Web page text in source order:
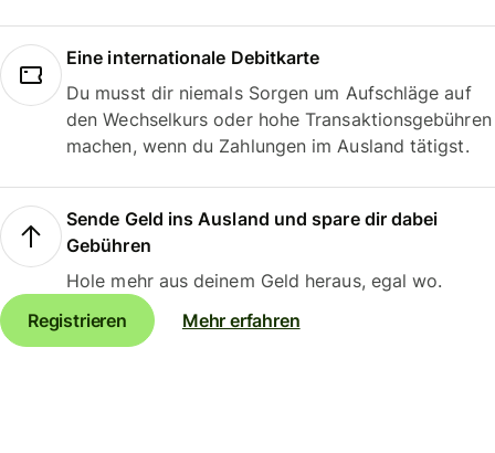
Eine internationale Debitkarte
Du musst dir niemals Sorgen um Aufschläge auf
den Wechselkurs oder hohe Transaktionsgebühren
machen, wenn du Zahlungen im Ausland tätigst.
Sende Geld ins Ausland und spare dir dabei
Gebühren
Hole mehr aus deinem Geld heraus, egal wo.
Registrieren
Mehr erfahren